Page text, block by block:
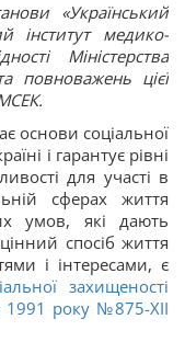
«Український
інститут медико-
Міністерства
повноважень цієї
основи соціальної
і гарантує рівні
для участі в
сферах життя
умов, які дають
спосіб життя
і інтересами, є
захищеності
1991 року №875-ХІІ